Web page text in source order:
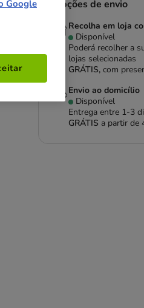
Opções de envio
Recolha em loja
Disponível
Poderá recolher a
lojas selecionadas
GRÁTIS,com
Envio ao domicílio
Disponível
Entrega entre 1-3
GRÁTIS a partir de
Google